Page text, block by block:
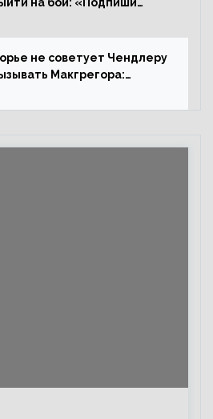
не советует Чендлеру
Макгрегора:
бою, а Конор умеет